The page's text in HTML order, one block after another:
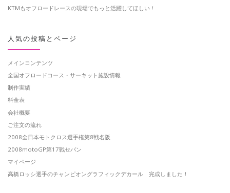
KTMもオフロードレースの現場でもっと活躍してほしい！
人気の投稿とページ
メインコンテンツ
全国オフロードコース・サーキット施設情報
制作実績
料金表
会社概要
ご注文の流れ
2008全日本モトクロス選手権第8戦名阪
2008motoGP第17戦セパン
マイページ
高橋ロッシ選手のチャンピオングラフィックデカール 完成しました！